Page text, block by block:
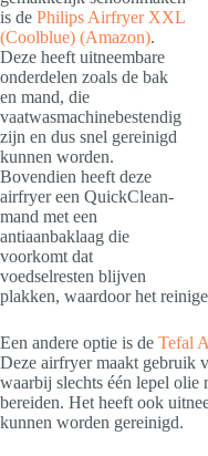
is de Philips Airfryer XXL
(Coolblue) (Amazon).
Deze heeft uitneembare
onderdelen zoals de bak
en mand, die
vaatwasmachinebestendig
zijn en dus snel gereinigd
kunnen worden.
Bovendien heeft deze
airfryer een QuickClean-
mand met een
antiaanbaklaag die
voorkomt dat
voedselresten blijven
plakken, waardoor het
Een andere optie is de Tefal
Deze airfryer maakt gebruik
waarbij slechts één lepel olie
bereiden. Het heeft ook
kunnen worden gereinigd.